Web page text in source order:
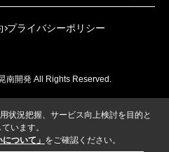
プライバシーポリシー
南開発 All Rights Reserved.
状況把握、サービス向上検討を目的と
います。
ついて」 をご確認ください。